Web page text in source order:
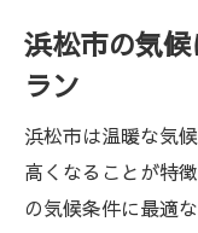
浜松市の気
ラン
浜松市は温暖な気
高くなることが特
の気候条件に最適